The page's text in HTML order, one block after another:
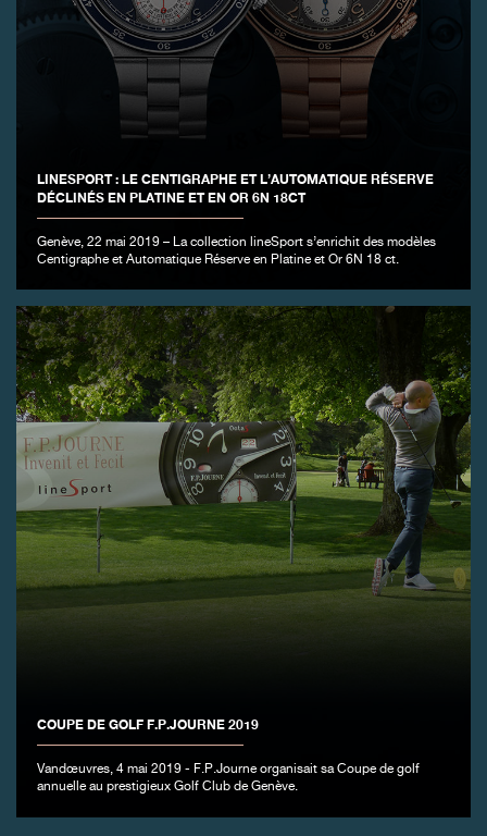
LINESPORT : LE CENTIGRAPHE ET L’AUTOMATIQUE RÉSERVE
DÉCLINÉS EN PLATINE ET EN OR 6N 18CT
Genève, 22 mai 2019 – La collection lineSport s’enrichit des modèles
Centigraphe et Automatique Réserve en Platine et Or 6N 18 ct.
COUPE DE GOLF F.P.JOURNE 2019
Vandœuvres, 4 mai 2019 - F.P.Journe organisait sa Coupe de golf
annuelle au prestigieux Golf Club de Genève.
FAUX
FAUX